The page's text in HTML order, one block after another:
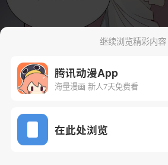
继续浏览精彩内容
腾讯动漫App
海量漫画 新人7天免费看
在此处浏览